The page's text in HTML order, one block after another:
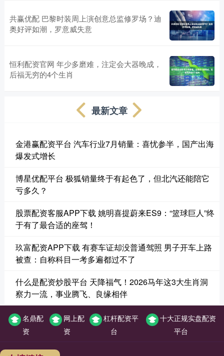
共赢优配 巴黎时装周上演创意总监修罗场？迪
奥好评如潮，罗意威失意
恒利配资官网 年少多磨难，注定会大器晚成，
后福无穷的4个生肖
最新文章
金港赢配资平台 汽车行业7月销量：喜忧参半，国产出海
爆发式增长
博星优配平台 极狐销量终于有起色了，但北汽还能陪它
亏多久？
股票配资客服APP下载 姚明喜提蔚来ES9：“篮球巨人”终
于有了最合适的座驾！
玖富配资APP下载 有赛车证却没普通驾照 男子开车上路
被查：自称科目一考多遍都过不了
什么是配资炒股平台 天降福气！2026马年这3大生肖洞
察力一流，事业腾飞、良缘相伴
名鼎配
资
网上配
资
杠杆配资平
台
十大正规实盘配资
平台